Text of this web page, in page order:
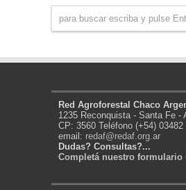
Red Agroforestal Chaco
1235 Reconquista - Santa Fe -
CP: 3560 Teléfono (+54) 03482
email: redaf@redaf.org.ar
Dudas? Consultas?...
Completá nuestro formulario